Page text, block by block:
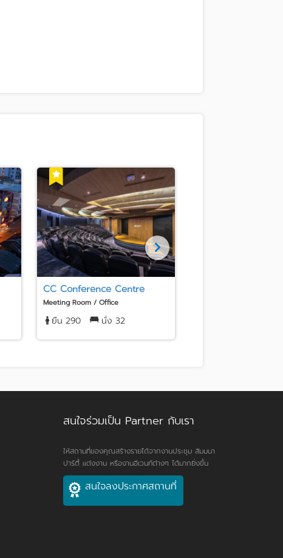
CC Conference Centre
Meeting Room / Office
ยืน 290 นั่ง 32
สนใจร่วมเป็น Partner กับเรา
ให้สถานที่ของคุณสร้างรายได้จากงานประชุม สัมมนา
ปาร์ตี้ แต่งงาน หรืองานอีเวนท์ต่างๆ ได้มากยิ่งขึ้น
สนใจลงประกาศสถานที่